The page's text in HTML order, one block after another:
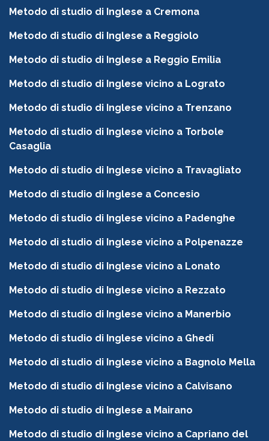
Metodo di studio di Inglese a Cremona
Metodo di studio di Inglese a Reggiolo
Metodo di studio di Inglese a Reggio Emilia
Metodo di studio di Inglese vicino a Lograto
Metodo di studio di Inglese vicino a Trenzano
Metodo di studio di Inglese vicino a Torbole
Casaglia
Metodo di studio di Inglese vicino a Travagliato
Metodo di studio di Inglese a Concesio
Metodo di studio di Inglese vicino a Padenghe
Metodo di studio di Inglese vicino a Polpenazze
Metodo di studio di Inglese vicino a Lonato
Metodo di studio di Inglese vicino a Rezzato
Metodo di studio di Inglese vicino a Manerbio
Metodo di studio di Inglese vicino a Ghedi
Metodo di studio di Inglese vicino a Bagnolo Mella
Metodo di studio di Inglese vicino a Calvisano
Metodo di studio di Inglese a Mairano
Metodo di studio di Inglese vicino a Capriano del